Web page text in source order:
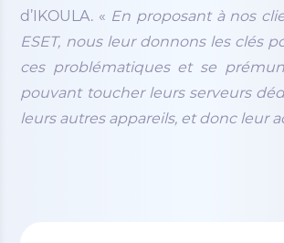
d’IKOULA. « En proposant à nos
ESET, nous leur donnons les clés
ces problématiques et se
pouvant toucher leurs serveurs
leurs autres appareils, et donc leur